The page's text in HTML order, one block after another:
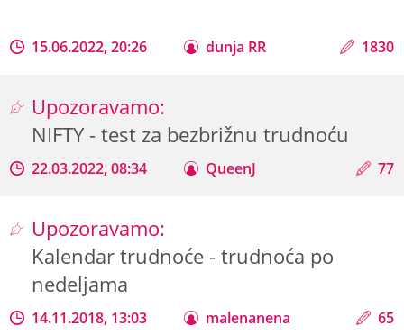
15.06.2022, 20:26 dunja RR 1830
Upozoravamo:
NIFTY - test za bezbrižnu trudnoću
22.03.2022, 08:34 QueenJ 77
Upozoravamo:
Kalendar trudnoće - trudnoća po
nedeljama
14.11.2018, 13:03 malenanena 65